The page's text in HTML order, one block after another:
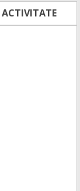
ACTIVITATE